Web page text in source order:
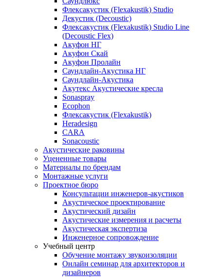
Флексакустик (Flexakustik) Studio
Декустик (Decoustic)
Флексакустик (Flexakustik) Studio Line
(Decoustic Flex)
Акуфон НГ
Акуфон Скай
Акуфон Пролайн
Саундлайн-Акустика НГ
Саундлайн-Акустика
Акутекс Акустические кресла
Sonaspray
Ecophon
Флексакустик (Flexakustik)
Heradesign
CARA
Sonacoustic
Акустические раковины
Уцененные товары
Материалы по брендам
Монтажные услуги
Проектное бюро
Консультации инженеров-акустиков
Акустическое проектирование
Акустический дизайн
Акустические измерения и расчеты
Акустическая экспертиза
Инженерное сопровождение
Учебный центр
Обучение монтажу звукоизоляции
Онлайн семинар для архитекторов и
дизайнеров